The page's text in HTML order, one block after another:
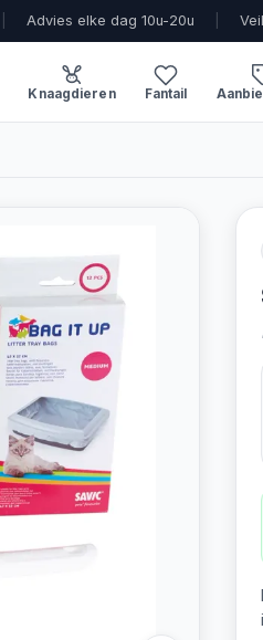
Advies elke dag 10u-20u
Knaagdieren Fantail